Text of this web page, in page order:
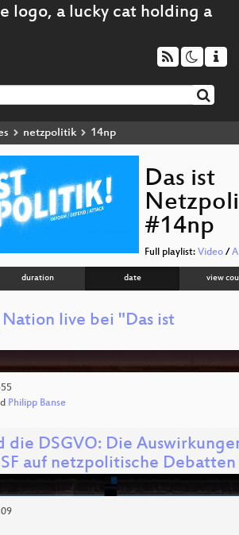
netzpolitik 14np
Das ist
#14np
Full playlist: Video /
duration date view
live bei "Das ist
Philipp Banse
die DSGVO: Die
auf netzpolitische Debatten